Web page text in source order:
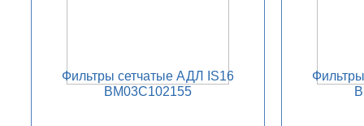
Фильтры сетчатые АДЛ IS16
BM03C102155